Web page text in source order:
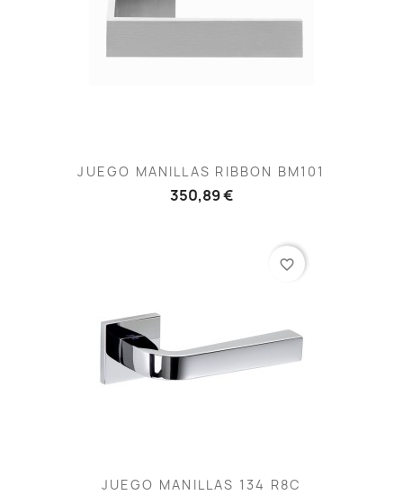
JUEGO MANILLAS RIBBON BM101
350,89 €
JUEGO MANILLAS 134 R8C
favorite_border